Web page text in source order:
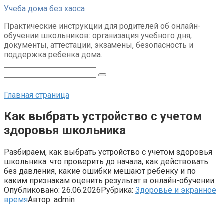
Перейти
контенту
Учеба дома без хаоса
Практические инструкции для родителей об онлайн-
обучении школьников: организация учебного дня,
документы, аттестации, экзамены, безопасность и
поддержка ребенка дома.
Главная страница
Как выбрать устройство с учетом
здоровья школьника
Разбираем, как выбрать устройство с учетом здоровья
школьника: что проверить до начала, как действовать
без давления, какие ошибки мешают ребенку и по
каким признакам оценить результат в онлайн-обучении.
Опубликовано: 26.06.2026Рубрика: Здоровье и экранное
времяАвтор: admin